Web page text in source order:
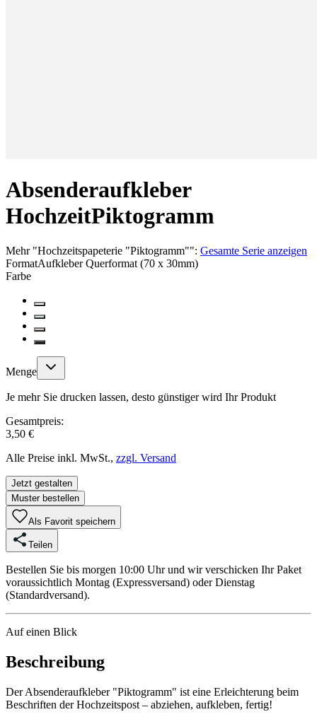
Absenderaufkleber
HochzeitPiktogramm
Mehr"Hochzeitspapeterie "Piktogramm"": Gesamte Serie anzeigen
FormatAufkleber Querformat (70 x 30mm)
Farbe
Menge
Je mehr Sie drucken lassen, desto günstiger wird Ihr Produkt
Gesamtpreis:
3,50 €
Alle Preise inkl. MwSt., zzgl. Versand
Jetzt gestalten
Muster bestellen
Als Favorit speichern
Teilen
Bestellen Sie bis morgen 10:00 Uhr und wir verschicken Ihr Paket
voraussichtlich Montag (Expressversand) oder Dienstag
(Standardversand).
Auf einen Blick
Beschreibung
Der Absenderaufkleber "Piktogramm" ist eine Erleichterung beim
Beschriften der Hochzeitspost – abziehen, aufkleben, fertig!